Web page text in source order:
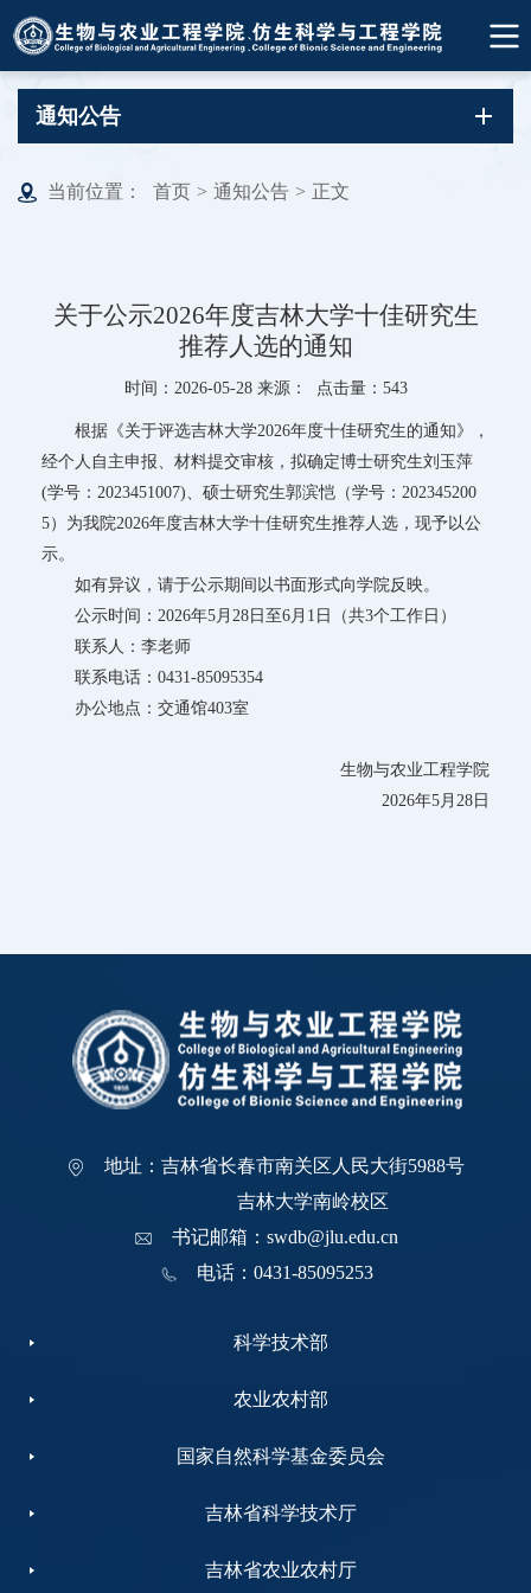
通知公告
当前位置： 首页 > 通知公告 > 正文
关于公示2026年度吉林大学十佳研究生
推荐人选的通知
时间：2026-05-28 来源： 点击量： 543
根据《关于评选吉林大学2026年度十佳研究生的通知》，
经个人自主申报、材料提交审核，拟确定博士研究生刘玉萍
(学号：2023451007)、硕士研究生郭滨恺（学号：202345200
5）为我院2026年度吉林大学十佳研究生推荐人选，现予以公
示。
如有异议，请于公示期间以书面形式向学院反映。
公示时间：2026年5月28日至6月1日（共3个工作日）
联系人：李老师
联系电话：0431-85095354
办公地点：交通馆403室
生物与农业工程学院
2026年5月28日
地址：吉林省长春市南关区人民大街5988号
吉林大学南岭校区
书记邮箱：swdb@jlu.edu.cn
电话：0431-85095253
科学技术部
农业农村部
国家自然科学基金委员会
吉林省科学技术厅
吉林省农业农村厅